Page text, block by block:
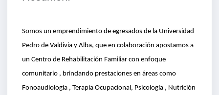
Somos un emprendimiento de egresados de la Universidad
Pedro de Valdivia y Alba, que en colaboración apostamos a
un Centro de Rehabilitación Familiar con enfoque
comunitario , brindando prestaciones en áreas como
Fonoaudiología , Terapia Ocupacional, Psicología , Nutrición